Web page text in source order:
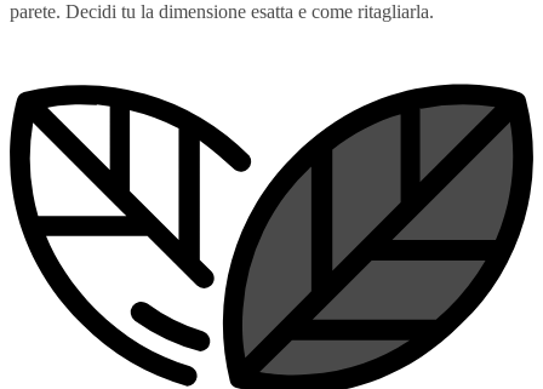
parete. Decidi tu la dimensione esatta e come ritagliarla.